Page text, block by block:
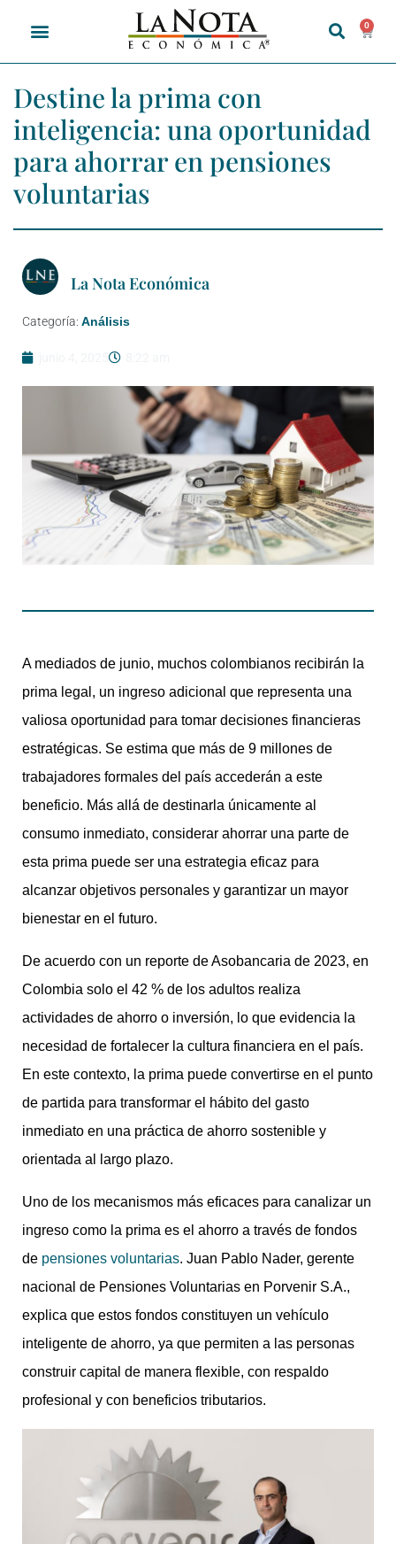
0
Destine la prima con
inteligencia: una oportunidad
para ahorrar en pensiones
voluntarias
La Nota Económica
Categoría: Análisis
A mediados de junio, muchos colombianos recibirán la
prima legal, un ingreso adicional que representa una
valiosa oportunidad para tomar decisiones financieras
estratégicas. Se estima que más de 9 millones de
trabajadores formales del país accederán a este
beneficio. Más allá de destinarla únicamente al
consumo inmediato, considerar ahorrar una parte de
esta prima puede ser una estrategia eficaz para
alcanzar objetivos personales y garantizar un mayor
bienestar en el futuro.
De acuerdo con un reporte de Asobancaria de 2023, en
Colombia solo el 42 % de los adultos realiza
actividades de ahorro o inversión, lo que evidencia la
necesidad de fortalecer la cultura financiera en el país.
En este contexto, la prima puede convertirse en el punto
de partida para transformar el hábito del gasto
inmediato en una práctica de ahorro sostenible y
orientada al largo plazo.
Uno de los mecanismos más eficaces para canalizar un
ingreso como la prima es el ahorro a través de fondos
de pensiones voluntarias. Juan Pablo Nader, gerente
nacional de Pensiones Voluntarias en Porvenir S.A.,
explica que estos fondos constituyen un vehículo
inteligente de ahorro, ya que permiten a las personas
construir capital de manera flexible, con respaldo
profesional y con beneficios tributarios.